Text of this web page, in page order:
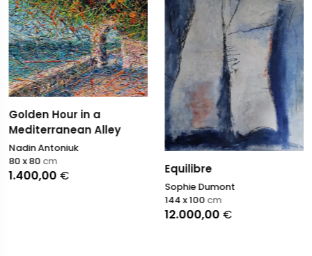
Golden Hour in a
Mediterranean Alley
Nadin Antoniuk
1.400,00 €
80 x 80 cm
Equilibre
Sophie Dumont
12.000,00 €
144 x 100 cm